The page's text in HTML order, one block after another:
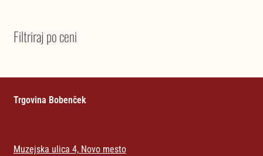
Filtriraj po ceni
Trgovina Bobenček
Muzejska ulica 4, Novo mesto